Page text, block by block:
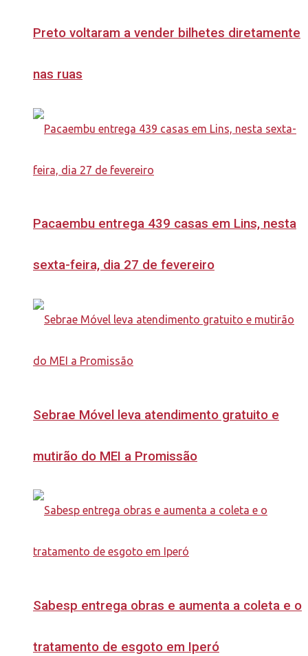
Preto voltaram a vender bilhetes diretamente
nas ruas
Pacaembu entrega 439 casas em Lins, nesta
sexta-feira, dia 27 de fevereiro
Sebrae Móvel leva atendimento gratuito e
mutirão do MEI a Promissão
Sabesp entrega obras e aumenta a coleta e o
tratamento de esgoto em Iperó